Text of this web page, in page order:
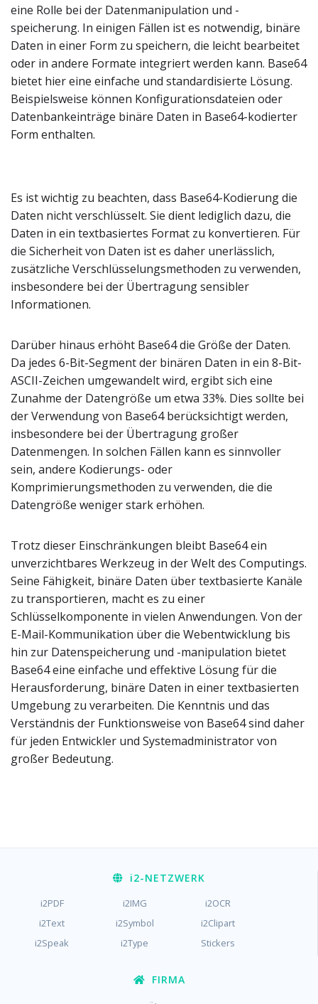
eine Rolle bei der Datenmanipulation und -
speicherung. In einigen Fällen ist es notwendig, binäre
Daten in einer Form zu speichern, die leicht bearbeitet
oder in andere Formate integriert werden kann. Base64
bietet hier eine einfache und standardisierte Lösung.
Beispielsweise können Konfigurationsdateien oder
Datenbankeinträge binäre Daten in Base64-kodierter
Form enthalten.
Es ist wichtig zu beachten, dass Base64-Kodierung die
Daten nicht verschlüsselt. Sie dient lediglich dazu, die
Daten in ein textbasiertes Format zu konvertieren. Für
die Sicherheit von Daten ist es daher unerlässlich,
zusätzliche Verschlüsselungsmethoden zu verwenden,
insbesondere bei der Übertragung sensibler
Informationen.
Darüber hinaus erhöht Base64 die Größe der Daten.
Da jedes 6-Bit-Segment der binären Daten in ein 8-Bit-
ASCII-Zeichen umgewandelt wird, ergibt sich eine
Zunahme der Datengröße um etwa 33%. Dies sollte bei
der Verwendung von Base64 berücksichtigt werden,
insbesondere bei der Übertragung großer
Datenmengen. In solchen Fällen kann es sinnvoller
sein, andere Kodierungs- oder
Komprimierungsmethoden zu verwenden, die die
Datengröße weniger stark erhöhen.
Trotz dieser Einschränkungen bleibt Base64 ein
unverzichtbares Werkzeug in der Welt des Computings.
Seine Fähigkeit, binäre Daten über textbasierte Kanäle
zu transportieren, macht es zu einer
Schlüsselkomponente in vielen Anwendungen. Von der
E-Mail-Kommunikation über die Webentwicklung bis
hin zur Datenspeicherung und -manipulation bietet
Base64 eine einfache und effektive Lösung für die
Herausforderung, binäre Daten in einer textbasierten
Umgebung zu verarbeiten. Die Kenntnis und das
Verständnis der Funktionsweise von Base64 sind daher
für jeden Entwickler und Systemadministrator von
großer Bedeutung.
i2-NETZWERK
i2PDF i2IMG
i2OCR
i2Text
i2Symbol
i2Clipart
i2Speak
i2Type Stickers
FIRMA